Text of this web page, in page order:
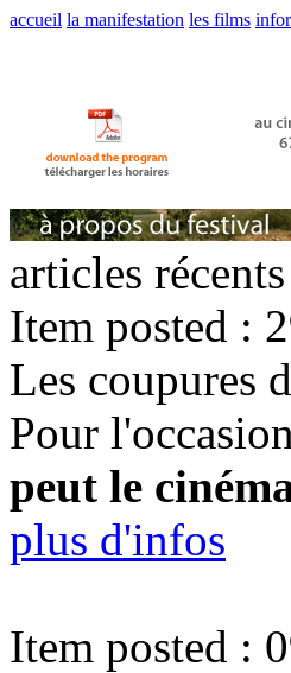
accueil la manifestation les films
articles récents
Item posted :
Les coupures
Pour
peut le
plus d'infos
Item posted :